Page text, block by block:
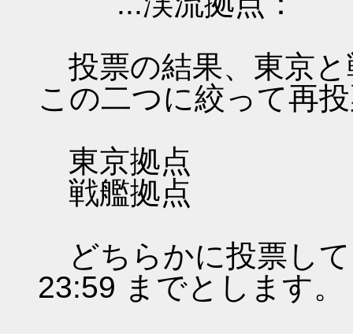
投票の結果、東京と
この二つに絞って再
東京拠点
戦艦拠点
どちらかに投票し
23:59 までとします